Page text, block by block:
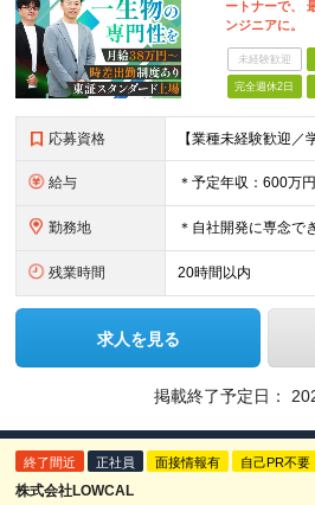
ートナーで、
ンジニアに。
未経験歓迎
完全週休2日
応募資格
給与
勤務地
残業時間 20時間以内
求人を見る
掲載終了予定日：
終了間近 正社員 面接情報有 自己PR不要
株式会社LOWCAL